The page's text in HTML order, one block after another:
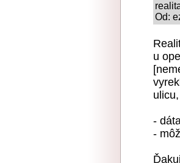
Od:
u
-
-